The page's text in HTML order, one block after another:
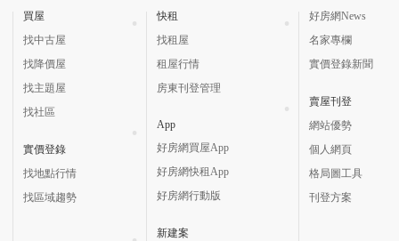
買屋
找中古屋
找降價屋
找主題屋
找社區
實價登錄
找地點行情
找區域趨勢
快租
找租屋
租屋行情
房東刊登管理
App
好房網買屋App
好房網快租App
好房網行動版
新建案
好房網News
名家專欄
實價登錄新聞
賣屋刊登
網站優勢
個人網頁
格局圖工具
刊登方案